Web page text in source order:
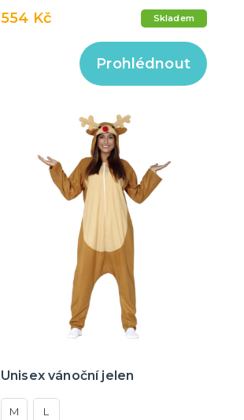
554 Kč Skladem
Prohlédnout
Unisex vánoční jelen
M L